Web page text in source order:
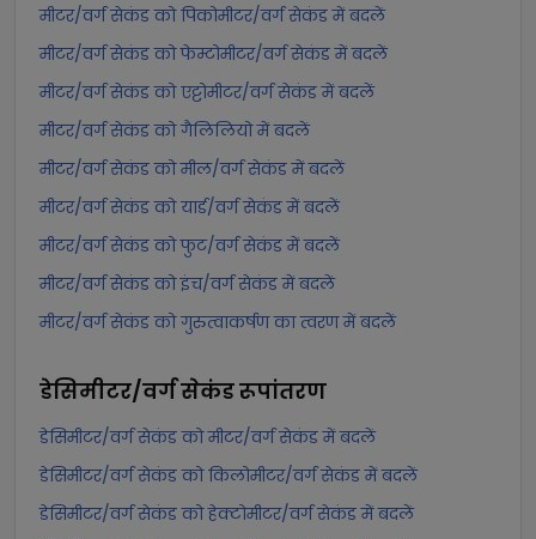
मीटर/वर्ग सेकंड को पिकोमीटर/वर्ग सेकंड में बदलें
मीटर/वर्ग सेकंड को फेम्टोमीटर/वर्ग सेकंड में बदलें
मीटर/वर्ग सेकंड को एट्टोमीटर/वर्ग सेकंड में बदलें
मीटर/वर्ग सेकंड को गैलिलियो में बदलें
मीटर/वर्ग सेकंड को मील/वर्ग सेकंड में बदलें
मीटर/वर्ग सेकंड को यार्ड/वर्ग सेकंड में बदलें
मीटर/वर्ग सेकंड को फुट/वर्ग सेकंड में बदलें
मीटर/वर्ग सेकंड को इंच/वर्ग सेकंड में बदलें
मीटर/वर्ग सेकंड को गुरुत्वाकर्षण का त्वरण में बदलें
डेसिमीटर/वर्ग सेकंडरूपांतरण
डेसिमीटर/वर्ग सेकंड को मीटर/वर्ग सेकंड में बदलें
डेसिमीटर/वर्ग सेकंड को किलोमीटर/वर्ग सेकंड में बदलें
डेसिमीटर/वर्ग सेकंड को हेक्टोमीटर/वर्ग सेकंड में बदलें